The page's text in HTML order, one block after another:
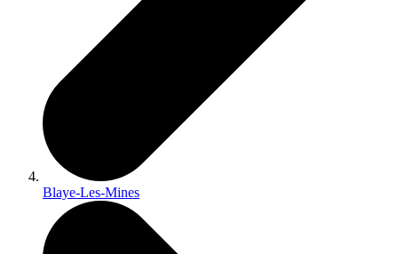
Blaye-Les-Mines